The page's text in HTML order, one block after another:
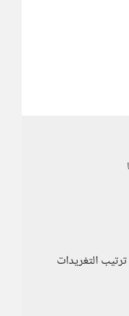
التغريدات